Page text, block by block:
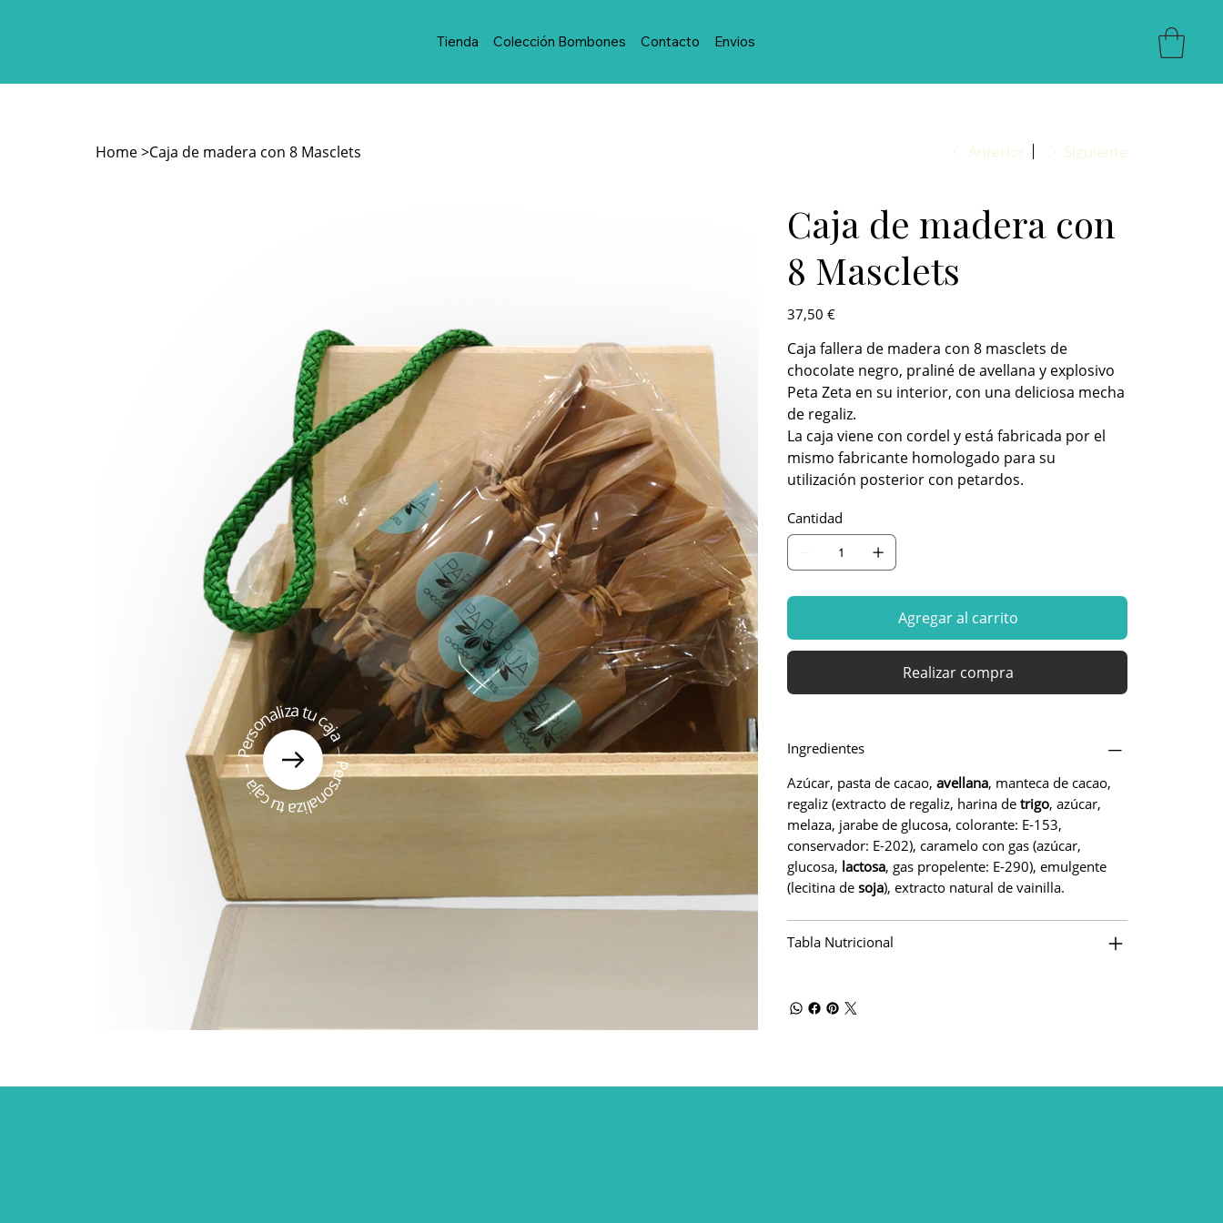
Tienda Colección Bombones Contacto Envios
Home>Caja de madera con 8 Masclets Anterior Siguiente
Caja de madera con
8 Masclets
Precio
37,50 €
Caja fallera de madera con 8 masclets de
chocolate negro, praliné de avellana y explosivo
Peta Zeta en su interior, con una deliciosa mecha
de regaliz.
La caja viene con cordel y está fabricada por el
mismo fabricante homologado para su
utilización posterior con petardos.
Cantidad
Agregar al carrito
Realizar compra
Ingredientes
Azúcar, pasta de cacao, avellana, manteca de cacao,
regaliz (extracto de regaliz, harina de trigo, azúcar,
melaza, jarabe de glucosa, colorante: E-153,
conservador: E-202), caramelo con gas (azúcar,
glucosa, lactosa, gas propelente: E-290), emulgente
(lecitina de soja), extracto natural de vainilla.
Tabla Nutricional
Personaliza tu caja → Personaliza tu caja →